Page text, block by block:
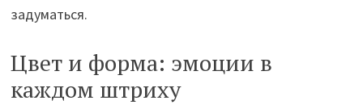
задуматься.
Цвет и форма: эмоции в
каждом штриху